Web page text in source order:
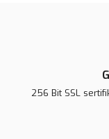
Ürün açıklamasında
256 Bit SSL